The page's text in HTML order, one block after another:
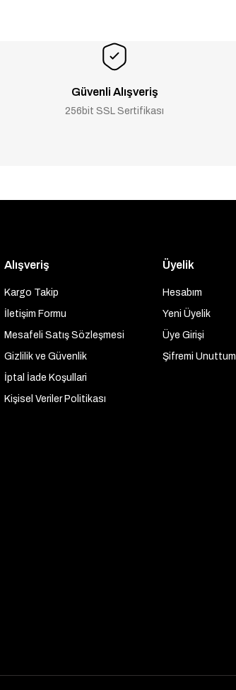
Güvenli Alışveriş
256bit SSL Sertifikası
Alışveriş
Kargo Takip
İletişim Formu
Mesafeli Satış Sözleşmesi
Gizlilik ve Güvenlik
İptal İade Koşullari
Kişisel Veriler Politikası
Üyelik
Hesabım
Yeni Üyelik
Üye Girişi
Şifremi Unuttum